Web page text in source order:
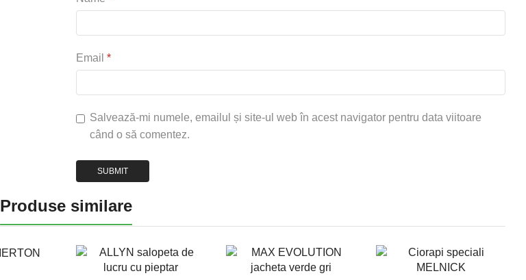
Email *
Salvează-mi numele, emailul și site-ul web în acest navigator pentru data viitoare
când o să comentez.
Produse similare